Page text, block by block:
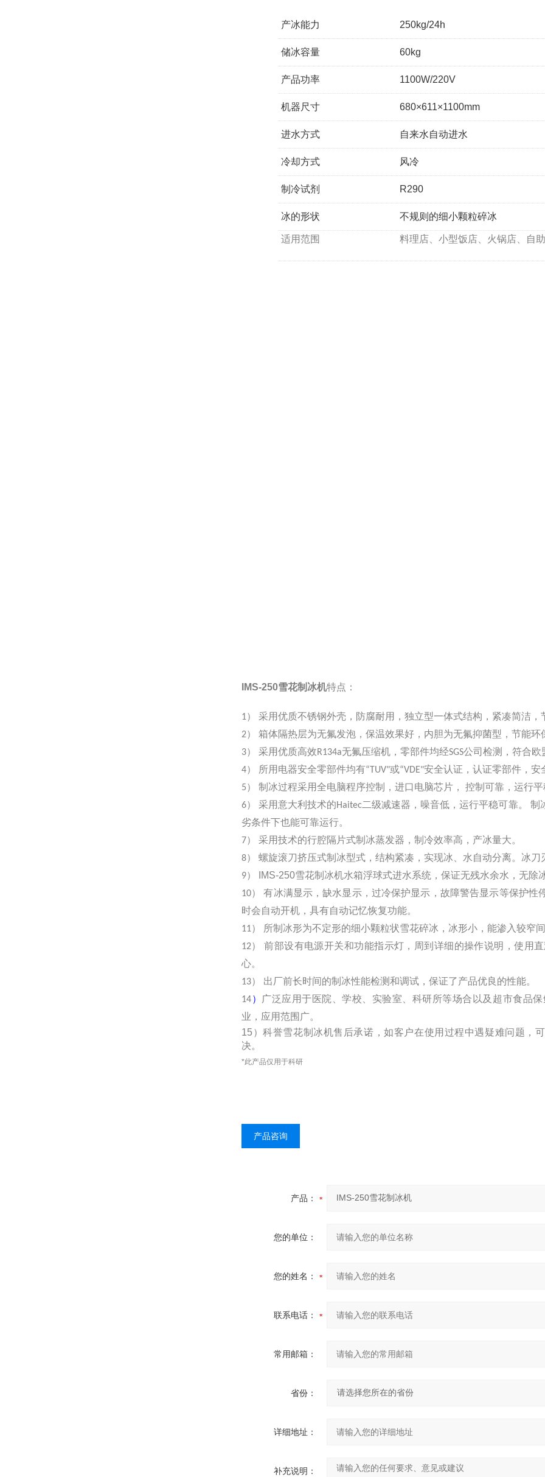
产冰能力 250kg/24h
储冰容量 60kg
产品功率 1100W/220V
机器尺寸 680×611×1100mm
进水方式 自来水自动进水
冷却方式 风冷
制冷试剂 R290
冰的形状 不规则的细小颗粒碎冰
适用范围 料理店、小型饭店、火锅店、自
IMS-250雪花制冰机特点：
1） 采用优质不锈钢外壳，防腐耐用，独立型一体式结构，紧凑简洁，
2） 箱体隔热层为无氟发泡，保温效果好，内胆为无氟抑菌型，节能环
3） 采用优质高效R134a无氟压缩机，零部件均经SGS公司检测，符合欧
4） 所用电器安全零部件均有“TUV"或“VDE"安全认证，认证零部件，安
5） 制冰过程采用全电脑程序控制，进口电脑芯片， 控制可靠，运行平
6） 采用意大利技术的Haitec二级减速器，噪音低，运行平稳可靠。
劣条件下也能可靠运行。
7） 采用技术的行腔隔片式制冰蒸发器，制冷效率高，产冰量大。
8） 螺旋滚刀挤压式制冰型式，结构紧凑，实现冰、水自动分离。冰刀
9）
IMS-250雪花制冰机水箱浮球式进水系统，保证无残水余水，无除
10） 有冰满显示，缺水显示，过冷保护显示，故障警告显示等保护
时会自动开机，具有自动记忆恢复功能。
11） 所制冰形为不定形的细小颗粒状雪花碎冰，冰形小，能渗入较窄
12） 前部设有电源开关和功能指示灯，周到详细的操作说明，使用
心。
13） 出厂前长时间的制冰性能检测和调试，保证了产品优良的性能。
14 ） 广泛应用于医院、学校、实验室、科研所等场合以及超市食品
业，应用范围广。
15 ）科誉雪花制冰机售后承诺，如客户在使用过程中遇疑难问题，
决。
*此产品仅用于科研
产品咨询
产品：
您的单位：
您的姓名：
联系电话：
常用邮箱：
省份：
详细地址：
补充说明：